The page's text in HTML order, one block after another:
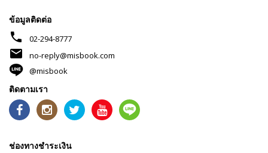
ข้อมูลติดต่อ
phone 02-294-8777
mail
no-reply@misbook.com
@misbook
ติดตามเรา
ช่องทางชำระเงิน